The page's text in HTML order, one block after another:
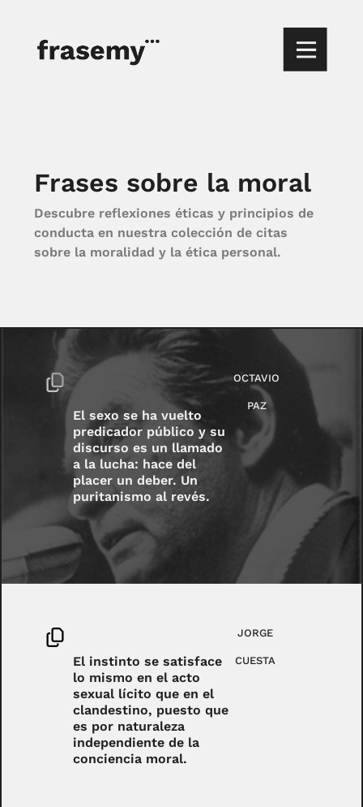
Frases sobre la moral
Descubre reflexiones éticas y principios de
conducta en nuestra colección de citas
sobre la moralidad y la ética personal.
El sexo se ha vuelto
predicador público y su
discurso es un llamado
a la lucha: hace del
placer un deber. Un
puritanismo al revés.
OCTAVIO
PAZ
El instinto se satisface
lo mismo en el acto
sexual lícito que en el
clandestino, puesto que
es por naturaleza
independiente de la
conciencia moral.
JORGE
CUESTA